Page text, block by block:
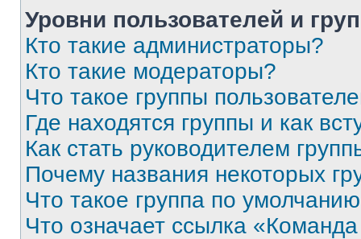
Уровни пользователей и
Кто такие администраторы?
Кто такие модераторы?
Что такое группы
Где находятся группы и как
Как стать руководителем
Почему названия некоторых
Что такое группа по
Что означает ссылка